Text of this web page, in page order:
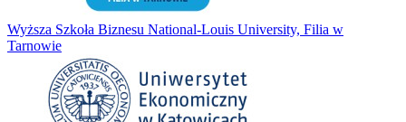
Wyższa Szkoła Biznesu National-Louis University, Filia w
Tarnowie